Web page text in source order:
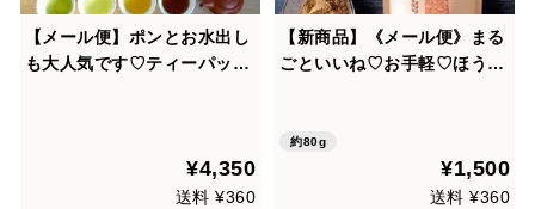
【メール便】ポンとお水出し
も大人気です♡ティーパック
ギフト贈呈用可能】*お好み
¥4,350
送料 ¥360
【新商品】《メール便》まる
ごといいね♡お手軽♡ほうじ
うじ茶ホイップなども大人気
です‼（農薬・化学肥料・除
草剤・畜産堆肥を不使用）
約80g
¥1,500
送料 ¥360